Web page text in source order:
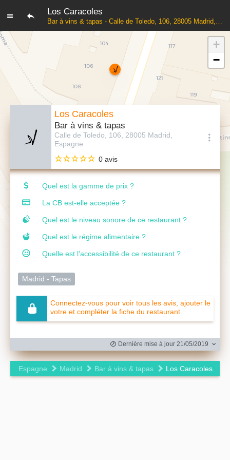
Los Caracoles
Bar à vins & tapas - Calle de Toledo, 106, 28005 Madrid, Espagne
Los Caracoles
Bar à vins & tapas
Calle de Toledo, 106, 28005 Madrid,
Espagne
0 avis
Quel est la gamme de prix ?
La CB est-elle acceptée ?
Quel est le niveau sonore de ce restaurant ?
Quel est le régime alimentaire ?
Quelle est l'accessibilité de ce restaurant ?
Madrid - Tapas
Connectez-vous pour voir tous les avis, ajouter le
votre et compléter la fiche du restaurant
Dernière mise à jour 21/05/2019
Espagne Madrid Bar à vins & tapas Los Caracoles
+
−